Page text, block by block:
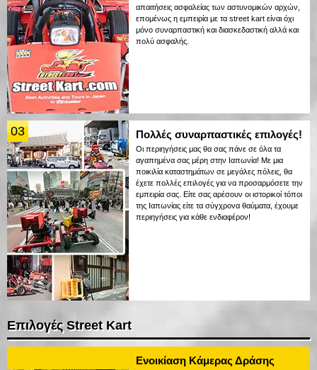
απαιτήσεις ασφαλείας των αστυνομικών αρχών,
επομένως η εμπειρία με τα street kart είναι όχι
μόνο συναρπαστική και διασκεδαστική αλλά και
πολύ ασφαλής.
03 Πολλές συναρπαστικές επιλογές!
Οι περιηγήσεις μας θα σας πάνε σε όλα τα
αγαπημένα σας μέρη στην Ιαπωνία! Με μια
ποικιλία καταστημάτων σε μεγάλες πόλεις, θα
έχετε πολλές επιλογές για να προσαρμόσετε την
εμπειρία σας. Είτε σας αρέσουν οι ιστορικοί τόποι
της Ιαπωνίας είτε τα σύγχρονα θαύματα, έχουμε
περιηγήσεις για κάθε ενδιαφέρον!
Επιλογές Street Kart
Ενοικίαση Κάμερας Δράσης